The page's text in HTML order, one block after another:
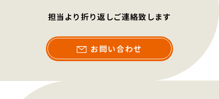
担当より折り返しご連絡致します
お問い合わせ